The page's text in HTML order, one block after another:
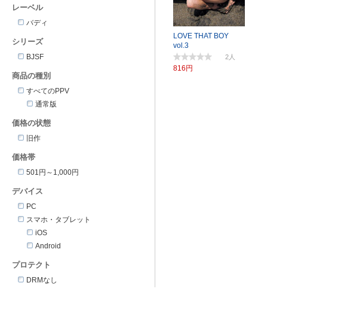
LOVE THAT BOY
vol.3
2
816円
レーベル
バディ
シリーズ
BJSF
商品の種別
すべてのPPV
通常版
価格の状態
旧作
価格帯
501円～1,000円
デバイス
PC
スマホ・タブレット
iOS
Android
プロテクト
DRMなし